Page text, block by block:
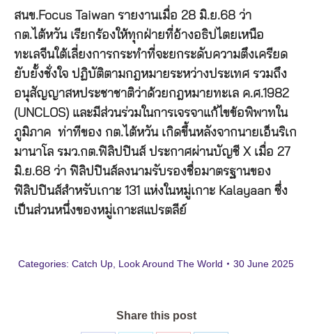
สนข.Focus Taiwan รายงานเมื่อ 28 มิ.ย.68 ว่า
กต.ไต้หวัน เรียกร้องให้ทุกฝ่ายที่อ้างอธิปไตยเหนือ
ทะเลจีนใต้เลี่ยงการกระทำที่จะยกระดับความตึงเครียด
ยับยั้งชั่งใจ ปฏิบัติตามกฎหมายระหว่างประเทศ รวมถึง
อนุสัญญาสหประชาชาติว่าด้วยกฎหมายทะเล ค.ศ.1982
(UNCLOS) และมีส่วนร่วมในการเจรจาแก้ไขข้อพิพาทใน
ภูมิภาค ท่าทีของ กต.ไต้หวัน เกิดขึ้นหลังจากนายเอ็นริเก
มานาโล รมว.กต.ฟิลิปปินส์ ประกาศผ่านบัญชี X เมื่อ 27
มิ.ย.68 ว่า ฟิลิปปินส์ลงนามรับรองชื่อมาตรฐานของ
ฟิลิปปินส์สำหรับเกาะ 131 แห่งในหมู่เกาะ Kalayaan ซึ่ง
เป็นส่วนหนึ่งของหมู่เกาะสแปรตลีย์
Categories: Catch Up Look Around The World 30 June 2025
Share this post